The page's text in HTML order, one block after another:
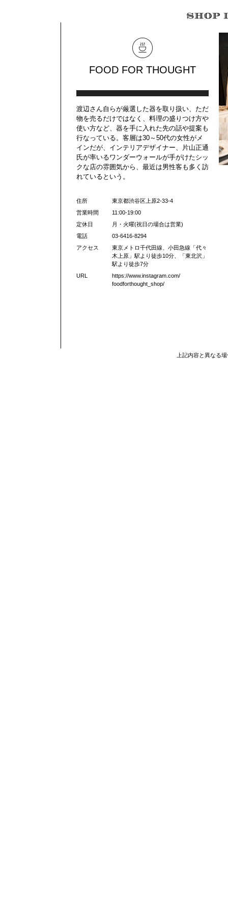
FOOD FOR THOUGHT
渡辺さん自らが厳選した器を取り扱い、ただ
物を売るだけではなく、料理の盛りつけ方や
使い方など、器を手に入れた先の話や提案も
行なっている。客層は30～50代の女性がメ
インだが、インテリアデザイナー、片山正通
氏が率いるワンダーウォールが手がけたシッ
クな店の雰囲気から、最近は男性客も多く訪
れているという。
住所
東京都渋谷区上原2-33-4
営業時間
11:00-19:00
定休日
月・火曜(祝日の場合は営業)
電話
03-6416-8294
アクセス
東京メトロ千代田線、小田急線「代々
木上原」駅より徒歩10分、「東北沢」
駅より徒歩7分
URL
https://www.instagram.com/
foodforthought_shop/
上記内容と異なる